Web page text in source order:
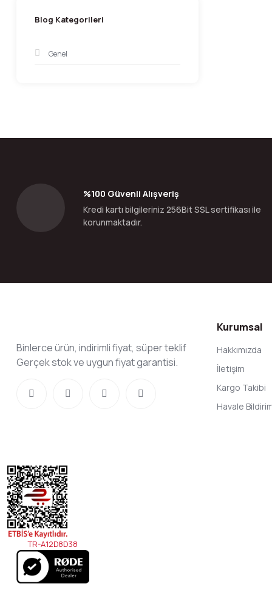
Blog Kategorileri
Genel
%100 Güvenli Alışveriş
Kredi kartı bilgileriniz 256Bit SSL sertifikası ile
korunmaktadır.
Binlerce ürün, indirimli fiyat, süper teklif
Gerçek stok ve uygun fiyat garantisi.
Kurumsal
Hakkımızda
İletişim
Kargo Takibi
Havale
TR-A12D8D38